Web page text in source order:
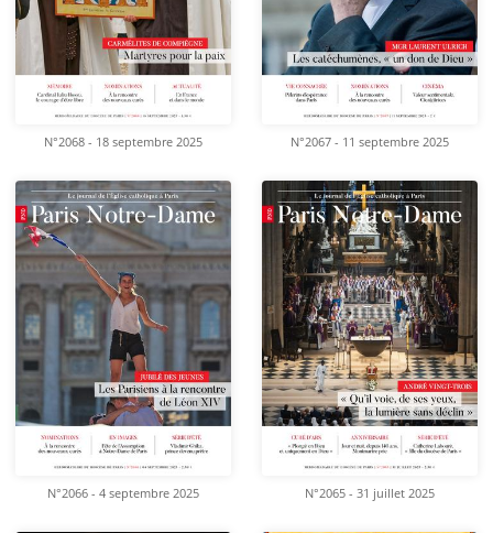
N°2068 - 18 septembre 2025 N°2067 - 11 septembre 2025
N°2066 - 4 septembre 2025 N°2065 - 31 juillet 2025